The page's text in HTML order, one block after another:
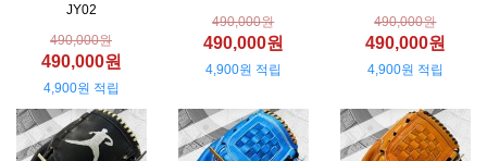
JY02
490,000원
490,000원
4,900원 적립
490,000원
490,000원
4,900원 적립
490,000원
490,000원
4,900원 적립